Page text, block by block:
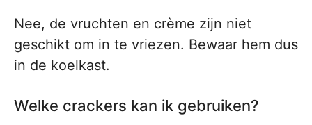
Nee, de vruchten en crème zijn niet
geschikt om in te vriezen. Bewaar hem dus
in de koelkast.
Welke crackers kan ik gebruiken?